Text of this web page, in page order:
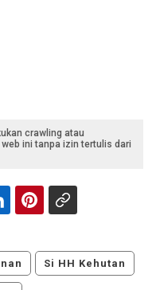
crawling atau
ini tanpa izin tertulis dari
Si HH Kehutan